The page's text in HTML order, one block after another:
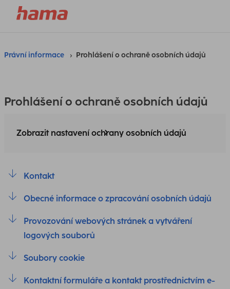
Právní informace Prohlášení o ochraně osobních údajů
Prohlášení o ochraně osobních údajů
Zobrazit nastavení ochrany osobních údajů
Kontakt
Obecné informace o zpracování osobních údajů
Provozování webových stránek a vytváření
logových souborů
Soubory cookie
Kontaktní formuláře a kontakt prostřednictvím e-